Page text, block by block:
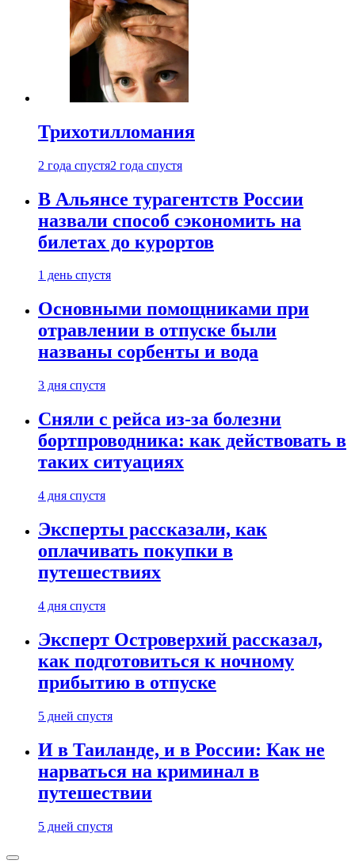
Трихотилломания
2 года спустя2 года спустя
В Альянсе турагентств России
назвали способ сэкономить на
билетах до курортов
1 день спустя
Основными помощниками при
отравлении в отпуске были
названы сорбенты и вода
3 дня спустя
Сняли с рейса из-за болезни
бортпроводника: как действовать в
таких ситуациях
4 дня спустя
Эксперты рассказали, как
оплачивать покупки в
путешествиях
4 дня спустя
Эксперт Островерхий рассказал,
как подготовиться к ночному
прибытию в отпуске
5 дней спустя
И в Таиланде, и в России: Как не
нарваться на криминал в
путешествии
5 дней спустя